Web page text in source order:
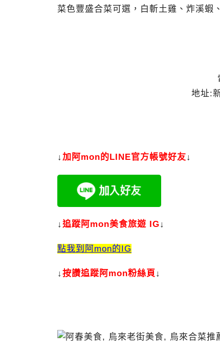
菜色豐盛合菜可選，白斬土雞、炸溪蝦
地址:
↓加 阿mon的LINE官方帳號好友↓
↓追蹤阿mon美食旅遊 IG↓
點我到阿mon的IG
↓按讚追蹤阿mon粉絲頁 ↓